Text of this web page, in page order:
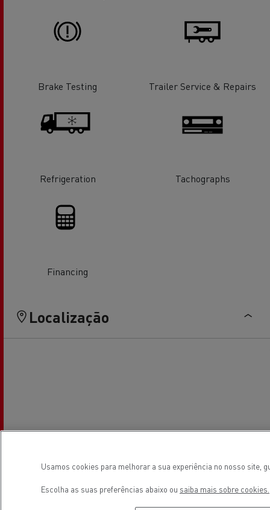
Brake Testing Trailer Service & Repairs
Refrigeration Tachographs
Financing
Localização
Usamos cookies para melhorar a sua experiência no nosso site,
Escolha as suas preferências abaixo ou saiba mais sobre cookies.